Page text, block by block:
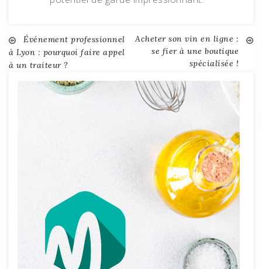
Post
navigation
Événement professionnel
à Lyon : pourquoi faire appel
à un traiteur ?
Acheter son vin en ligne :
se fier à une boutique
spécialisée !